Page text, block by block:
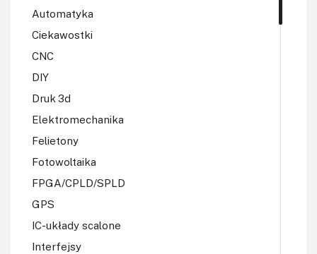
Automatyka
Ciekawostki
CNC
DIY
Druk 3d
Elektromechanika
Felietony
Fotowoltaika
FPGA/CPLD/SPLD
GPS
IC-układy scalone
Interfejsy